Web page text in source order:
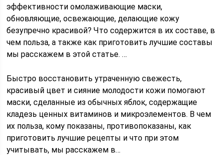
эффективности омолаживающие маски,
обновляющие, освежающие, делающие кожу
безупречно красивой? Что содержится в их составе, в
чем польза, а также как приготовить лучшие составы
мы расскажем в этой статье. …
Быстро восстановить утраченную свежесть,
красивый цвет и сияние молодости кожи помогают
маски, сделанные из обычных яблок, содержащие
кладезь ценных витаминов и микроэлементов. В чем
их польза, кому показаны, противопоказаны, как
приготовить лучшие рецепты и что при этом
учитывать, мы расскажем в…